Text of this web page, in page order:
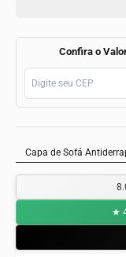
Confira o
Capa de Sofá
★